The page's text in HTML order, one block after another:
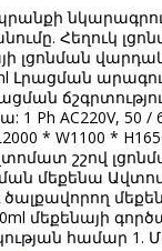
Հեղուկ
լցոնման
Լրացման
1 Ph AC220V, 50 /
* W1100 *
շշով
մեքենա
ծալքավորող
մեքենայի
համար 1.